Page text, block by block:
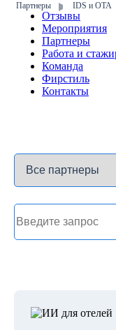
Отзывы
Мероприятия
Партнеры
Работа и
Команда
Фирстиль
Контакты
Партнеры IDS и ОТА